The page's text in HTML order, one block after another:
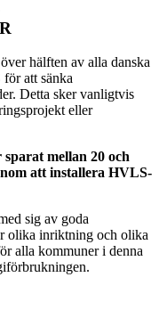
hälften av alla danska
att sänka
Detta sker vanligtvis
eller
mellan 20 och
att installera HVLS-
sig av goda
olika inriktning och olika
alla kommuner i denna